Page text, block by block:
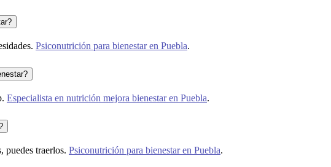
Psiconutrición para bienestar en Puebla.
Especialista en nutrición mejora bienestar en Puebla.
puedes traerlos. Psiconutrición para bienestar en Puebla.